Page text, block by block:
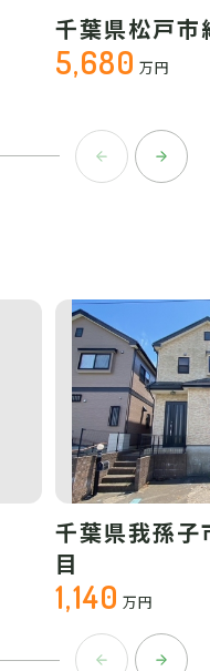
千葉県松戸
5,680 万円
千葉県我孫
目
1,140 万円